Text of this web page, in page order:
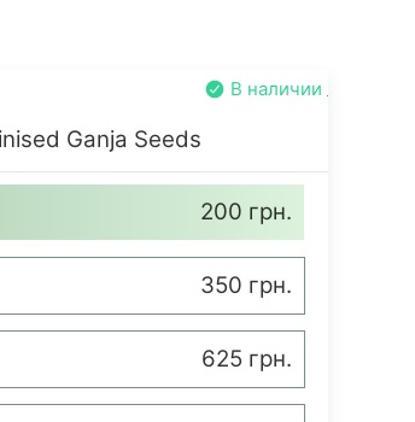
В наличии
Ganja Seeds
200 грн.
350 грн.
625 грн.